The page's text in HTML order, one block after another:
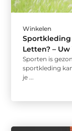
Winkelen
Sportkleding
Letten? –
Sporten is
sportkleding
je ...